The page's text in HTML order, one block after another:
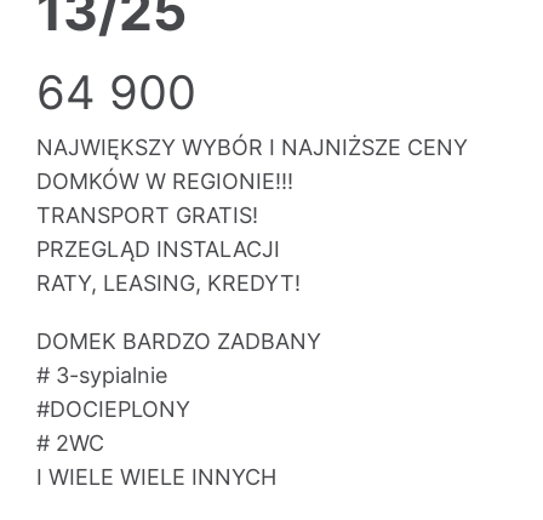
64 900
NAJWIĘKSZY WYBÓR I NAJNIŻSZE CENY
DOMKÓW W REGIONIE!!!
TRANSPORT GRATIS!
PRZEGLĄD INSTALACJI
RATY, LEASING, KREDYT!
DOMEK BARDZO ZADBANY
# 3-sypialnie
#DOCIEPLONY
# 2WC
I WIELE WIELE INNYCH